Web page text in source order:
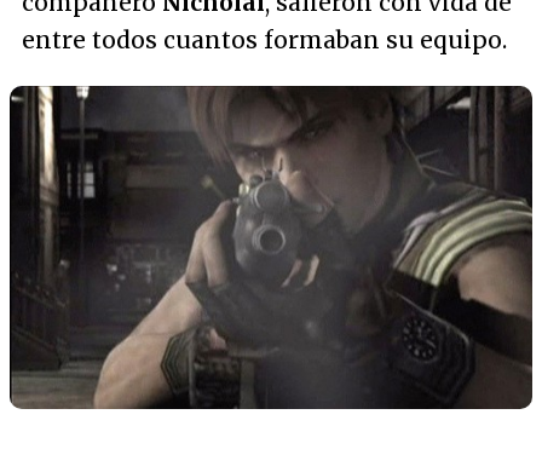
entre todos cuantos formaban su equipo.